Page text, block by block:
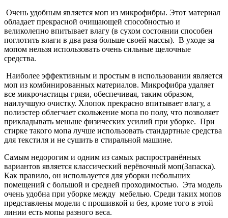
Очень удобным является моп из микрофибры. Этот материал
обладает прекрасной очищающей способностью и
великолепно впитывает влагу (в сухом состоянии способен
поглотить влаги в два раза больше своей массы). В уходе за
мопом нельзя использовать очень сильные щелочные
средства.
Наиболее эффективным и простым в использовании является
моп из комбинированных материалов. Микрофибра удаляет
все микрочастицы грязи, обеспечивая, таким образом,
наилучшую очистку. Хлопок прекрасно впитывает влагу, а
полиэстер облегчает скольжение мопа по полу, что позволяет
прикладывать меньше физических усилий при уборке. При
стирке такого мопа лучше использовать стандартные средства
для текстиля и не сушить в стиральной машине.
Самым недорогим и одним из самых распространённых
вариантов является классический верёвочный моп(Запаска).
Как правило, он используется для уборки небольших
помещений с большой и средней проходимостью. Эта модель
очень удобна при уборке между мебелью. Среди таких мопов
представлены модели с прошивкой и без, кроме того в этой
линии есть мопы разного веса.